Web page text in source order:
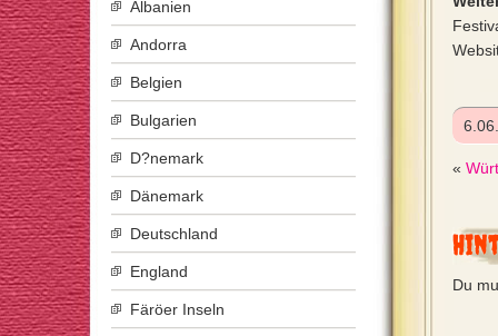
«
Du
Albanien
Andorra
Belgien
Bulgarien
D?nemark
Dänemark
Deutschland
England
Färöer Inseln